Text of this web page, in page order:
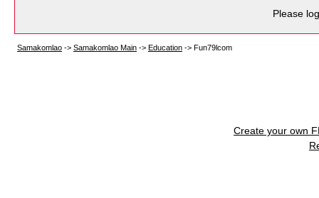
Please
Samakomlao -> Samakomlao Main -> Education -> Fun79lcom
Create your own